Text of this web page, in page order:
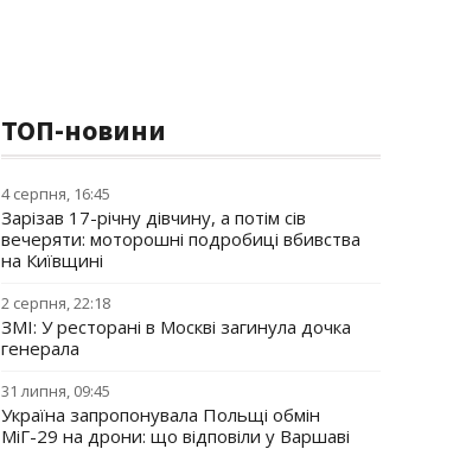
ТОП-новини
4 серпня, 16:45
Зарізав 17-річну дівчину, а потім сів
вечеряти: моторошні подробиці вбивства
на Київщині
2 серпня, 22:18
ЗМІ: У ресторані в Москві загинула дочка
генерала
31 липня, 09:45
Україна запропонувала Польщі обмін
МіГ-29 на дрони: що відповіли у Варшаві